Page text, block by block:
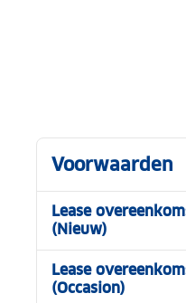
Voorwaarden
Lease
(Nieuw)
Lease
(Occasion)